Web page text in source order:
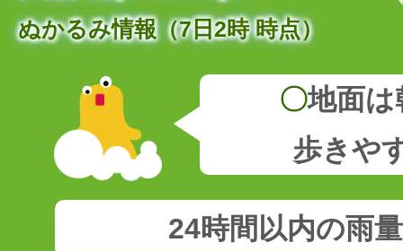
ぬかるみ情報（7日2時 時点）
〇地面
歩きや
24時間以内の雨